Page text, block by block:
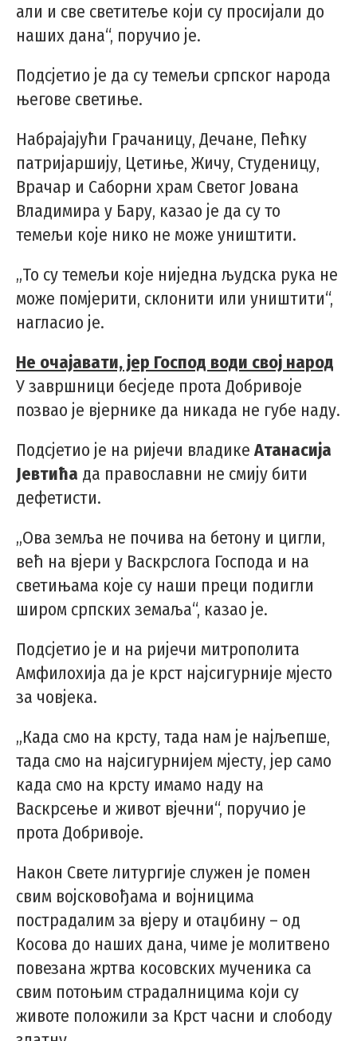
али и све светитеље који су просијали до
наших дана“, поручио је.
Подсјетио је да су темељи српског народа
његове светиње.
Набрајајући Грачаницу, Дечане, Пећку
патријаршију, Цетиње, Жичу, Студеницу,
Врачар и Саборни храм Светог Јована
Владимира у Бару, казао је да су то
темељи које нико не може уништити.
„То су темељи које ниједна људска рука не
може помјерити, склонити или уништити“,
нагласио је.
Не очајавати, јер Господ води свој народ
У завршници бесједе прота Добривоје
позвао је вјернике да никада не губе наду.
Подсјетио је на ријечи владике Атанасија
Јевтића да православни не смију бити
дефетисти.
„Ова земља не почива на бетону и цигли,
већ на вјери у Васкрслога Господа и на
светињама које су наши преци подигли
широм српских земаља“, казао је.
Подсјетио је и на ријечи митрополита
Амфилохија да је крст најсигурније мјесто
за човјека.
„Када смо на крсту, тада нам је најљепше,
тада смо на најсигурнијем мјесту, јер само
када смо на крсту имамо наду на
Васкрсење и живот вјечни“, поручио је
прота Добривоје.
Након Свете литургије служен је помен
свим војсковођама и војницима
пострадалим за вјеру и отаџбину – од
Косова до наших дана, чиме је молитвено
повезана жртва косовских мученика са
свим потоњим страдалницима који су
животе положили за Крст часни и слободу